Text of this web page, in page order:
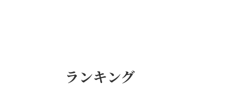
ランキング